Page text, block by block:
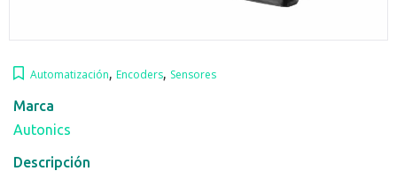
Automatización, Encoders, Sensores
Marca
Autonics
Descripción